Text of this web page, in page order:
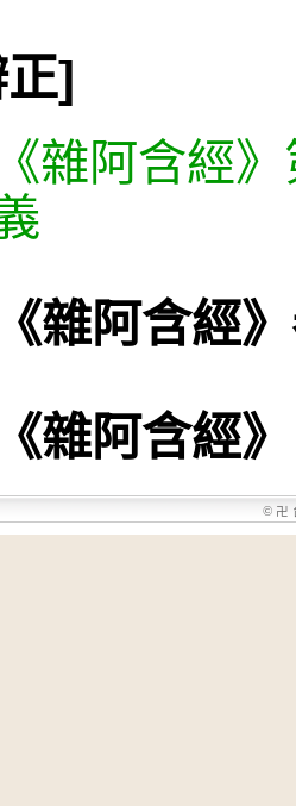
]
雜阿含經
雜阿含經
雜阿含經》
© 卍